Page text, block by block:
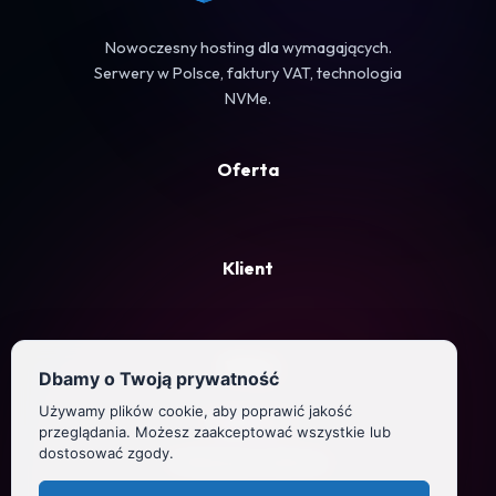
Nowoczesny hosting dla wymagających.
Serwery w Polsce, faktury VAT, technologia
NVMe.
Oferta
Klient
Firma
Regulamin
Polityka prywatności
Dbamy o Twoją prywatność
Używamy plików cookie, aby poprawić jakość
przeglądania. Możesz zaakceptować wszystkie lub
dostosować zgody.